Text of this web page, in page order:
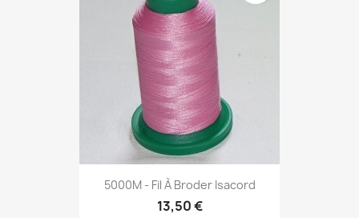
5000M - Fil À Broder Isacord
13,50 €